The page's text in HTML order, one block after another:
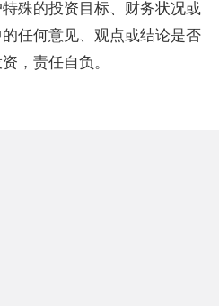
殊的投资目标、财务状况或
任何意见、观点或结论是否
，责任自负。